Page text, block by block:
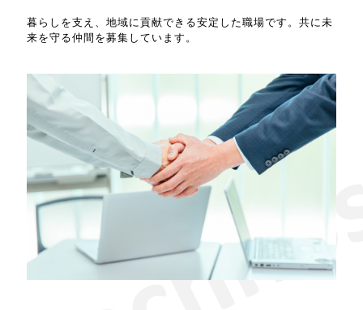
暮らしを支え、地域に貢献できる安定した職場です。共に未
来を守る仲間を募集しています。